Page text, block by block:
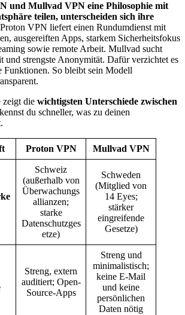
und Mullvad VPN eine Philosophie mit
teilen, unterscheiden sich ihre
VPN liefert einen Rundumdienst mit
ausgereiften Apps, starkem Sicherheitsfokus
sowie remote Arbeit. Mullvad sucht
und strengste Anonymität. Dafür verzichtet es
Funktionen. So bleibt sein Modell
zeigt die wichtigsten Unterschiede zwischen
du schneller, was zu deinen
Proton VPN Mullvad VPN
Schweiz
(außerhalb von
Überwachungs
allianzen;
starke
Datenschutzges
etze)
Schweden
(Mitglied von
14 Eyes;
stärker
eingreifende
Gesetze)
Streng, extern
auditiert; Open-
Source-Apps
Streng und
minimalistisch;
keine E-Mail
und keine
persönlichen
Daten nötig